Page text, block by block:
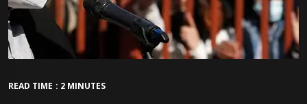
READ TIME : 2 MINUTES